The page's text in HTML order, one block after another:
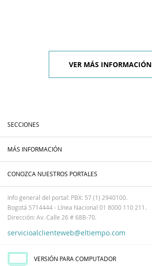
VER MÁS INFORMACIÓN
SECCIONES
MÁS INFORMACIÓN
CONOZCA NUESTROS PORTALES
Info general del portal: PBX: 57 (1) 2940100.
Bogotá 5714444 - Línea Nacional 01 8000 110 211.
Dirección: Av. Calle 26 # 68B-70.
servicioalclienteweb@eltiempo.com
VERSIÓN PARA COMPUTADOR